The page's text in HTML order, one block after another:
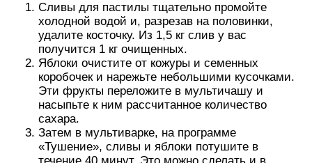
Сливы для пастилы тщательно промойте
холодной водой и, разрезав на половинки,
удалите косточку. Из 1,5 кг слив у вас
получится 1 кг очищенных.
Яблоки очистите от кожуры и семенных
коробочек и нарежьте небольшими кусочками.
Эти фрукты переложите в мультичашу и
насыпьте к ним рассчитанное количество
сахара.
Затем в мультиварке, на программе
«Тушение», сливы и яблоки потушите в